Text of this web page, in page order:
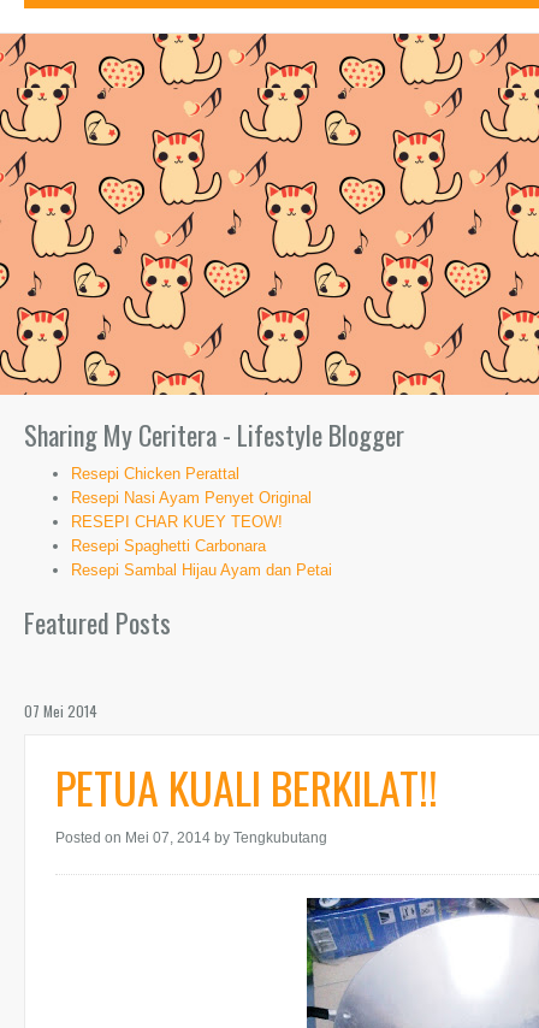
Sharing My Ceritera - Lifestyle Blogger
Resepi Chicken Perattal
Resepi Nasi Ayam Penyet Original
RESEPI CHAR KUEY TEOW!
Resepi Spaghetti Carbonara
Resepi Sambal Hijau Ayam dan Petai
Featured Posts
07 Mei 2014
PETUA KUALI BERKILAT!!
Posted on Mei 07, 2014 by Tengkubutang